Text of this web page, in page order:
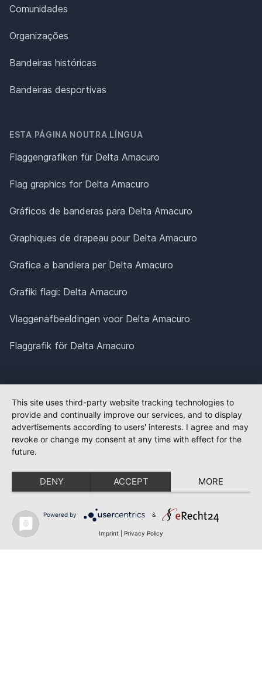
Comunidades
Organizações
Bandeiras históricas
Bandeiras desportivas
ESTA PÁGINA NOUTRA LÍNGUA
Flaggengrafiken für Delta Amacuro
Flag graphics for Delta Amacuro
Gráficos de banderas para Delta Amacuro
Graphiques de drapeau pour Delta Amacuro
Grafica a bandiera per Delta Amacuro
Grafiki flagi: Delta Amacuro
Vlaggenafbeeldingen voor Delta Amacuro
Flaggrafik för Delta Amacuro
This site uses third-party website tracking technologies to
provide and continually improve our services, and to display
advertisements according to users' interests. I agree and may
revoke or change my consent at any time with effect for the
future.
DENY ACCEPT MORE
Powered by &
Imprint Privacy Policy